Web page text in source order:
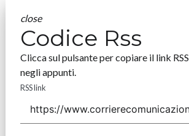
close
Codice Rss
Clicca sul pulsante per copiare il link RSS
negli appunti.
RSS link